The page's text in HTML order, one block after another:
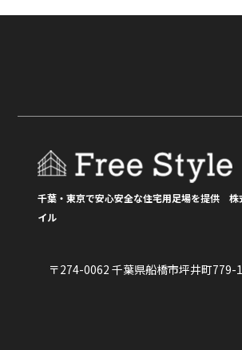
〒274-0062 千葉県船橋市坪井町779-1